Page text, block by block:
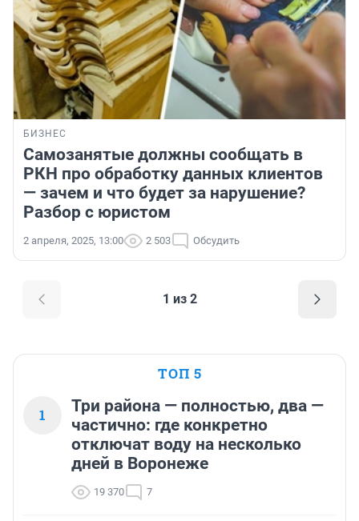
БИЗНЕС
Самозанятые должны сообщать в
РКН про обработку данных клиентов
— зачем и что будет за нарушение?
Разбор с юристом
2 апреля, 2025, 13:00 2 503 Обсудить
1 из 2
ТОП 5
1
Три района — полностью, два —
частично: где конкретно
отключат воду на несколько
дней в Воронеже
19 370 7